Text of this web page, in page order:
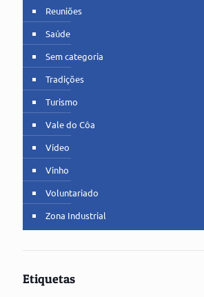
Reuniões
Saúde
Sem categoria
Tradições
Turismo
Vale do Côa
Vídeo
Vinho
Voluntariado
Zona Industrial
Etiquetas